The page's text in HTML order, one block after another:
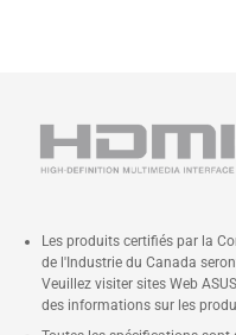
Les produits certifiés par la
de l'Industrie du Canada
Veuillez visiter sites Web
des informations sur les